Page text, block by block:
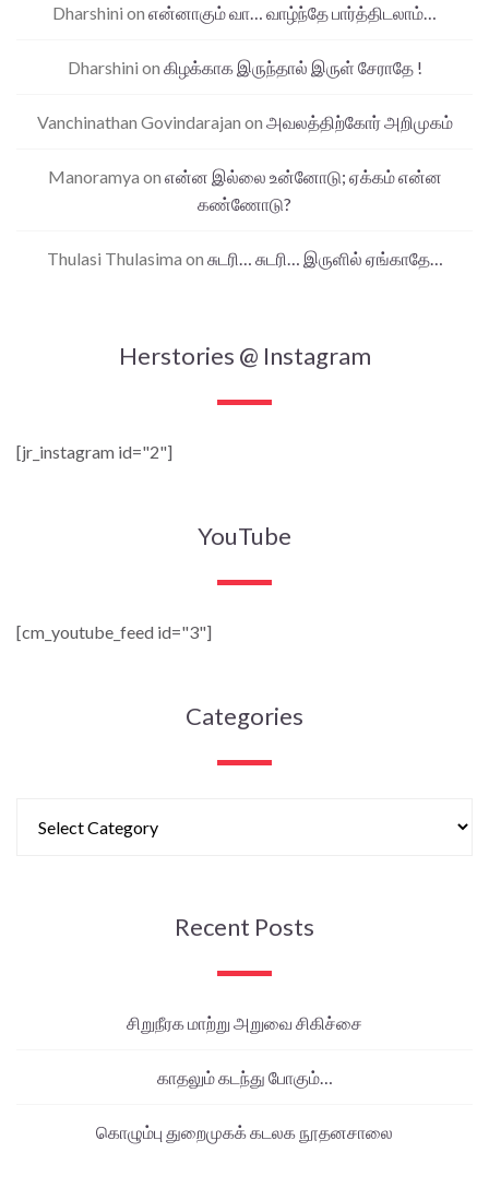
Dharshini on என்னாகும் வா… வாழ்ந்தே பார்த்திடலாம்…
Dharshini on கிழக்காக இருந்தால் இருள் சேராதே !
Vanchinathan Govindarajan on அவலத்திற்கோர் அறிமுகம்
Manoramya on என்ன இல்லை உன்னோடு; ஏக்கம் என்ன
கண்ணோடு?
Thulasi Thulasima on சுடரி… சுடரி… இருளில் ஏங்காதே…
Herstories @ Instagram
[jr_instagram id="2"]
YouTube
[cm_youtube_feed id="3"]
Categories
Recent Posts
சிறுநீரக மாற்று அறுவை சிகிச்சை
காதலும் கடந்து போகும்…
கொழும்பு துறைமுகக் கடலக நூதனசாலை